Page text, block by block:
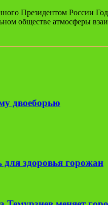
Президентом России
обществе атмосферы
двоеборью
для здоровья горожан